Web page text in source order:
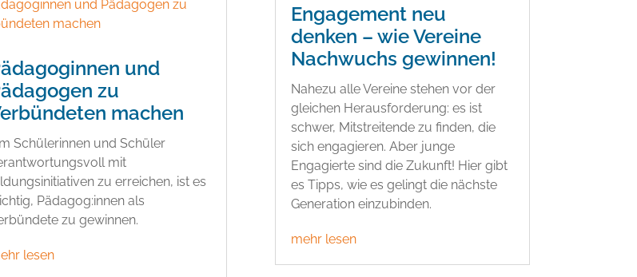
und
zu
machen
Schülerinnen und Schüler
mit
zu erreichen, ist es
Pädagog:innen als
zu gewinnen.
lesen
Engagement neu
denken – wie Vereine
Nachwuchs gewinnen!
Nahezu alle Vereine stehen vor der
gleichen Herausforderung: es ist
schwer, Mitstreitende zu finden, die
sich engagieren. Aber junge
Engagierte sind die Zukunft! Hier gibt
es Tipps, wie es gelingt die nächste
Generation einzubinden.
mehr lesen